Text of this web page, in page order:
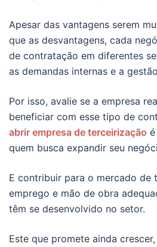
Apesar das vantagens serem
que as desvantagens, cada
de contratação em diferentes
as demandas internas e a
Por isso, avalie se a empresa
beneficiar com esse tipo de
abrir empresa de terceirização
quem busca expandir seu
E contribuir para o mercado de
emprego e mão de obra
têm se desenvolvido no setor.
Este que promete ainda